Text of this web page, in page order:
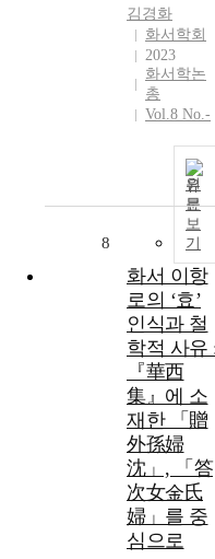
class 탑재 자
등을 통해 자
를 수집하였
연구결과 학습
자의 주요변인
별 블렌디드
PBL 효과는
‘문제해결 능
력’, ‘협동학습
능력’, ‘의사소
통 능력’, ‘자기
주도학습 능
력’, ‘학습동기
순으로 높게
타났다. 또한
블렌디드 PBL
수업을 통해
‘학습의 주체
로서의 뿌듯함
과 의미 있는
활동’, ‘자기주
도학습에 대한
성취감’, ‘유연
한 사고 및 사
고의 확장’, ‘자
김경화
화서학회
2023
화서학논
총
Vol.8 No.-
원
문
보
기
8
화서 이항
로의 ‘효’
인식과 철
학적 사유
『華西
集』에 소
재한 「贈
外孫婦
沈」, 「答
次女金氏
婦」를 중
심으로